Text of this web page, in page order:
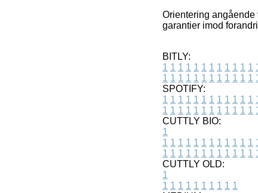
Orientering angående
garantier imod
BITLY:
1 1 1 1 1 1 1 1 1 1 1 1
1 1 1 1 1 1 1 1 1 1 1 1
SPOTIFY:
1 1 1 1 1 1 1 1 1 1 1 1
1 1 1 1 1 1 1 1 1 1 1 1
CUTTLY BIO:
1
1 1 1 1 1 1 1 1 1 1 1 1
1 1 1 1 1 1 1 1 1 1 1 1
CUTTLY OLD:
1
1 1 1 1 1 1 1 1 1 1